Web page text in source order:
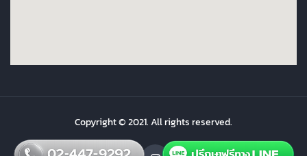
Copyright © 2021. All rights reserved.